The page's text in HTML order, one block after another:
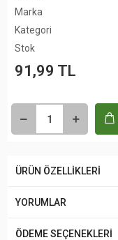
Marka
Kategori
Stok
91,99 TL
ÜRÜN ÖZELLİKLERİ
YORUMLAR
ÖDEME SEÇENEKLERİ